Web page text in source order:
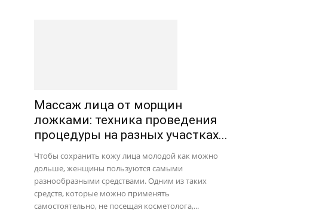
Массаж лица от морщин
ложками: техника проведения
процедуры на разных участках...
Чтобы сохранить кожу лица молодой как можно
дольше, женщины пользуются самыми
разнообразными средствами. Одним из таких
средств, которые можно применять
самостоятельно, не посещая косметолога,...